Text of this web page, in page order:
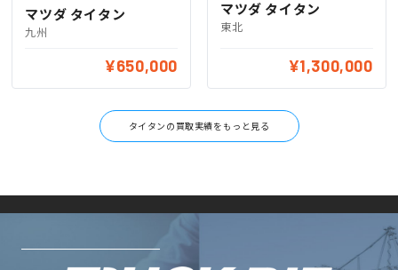
マツダ タイタン
九州
¥650,000
マツダ タイタン
東北
¥1,300,000
タイタンの買取実績をもっと見る